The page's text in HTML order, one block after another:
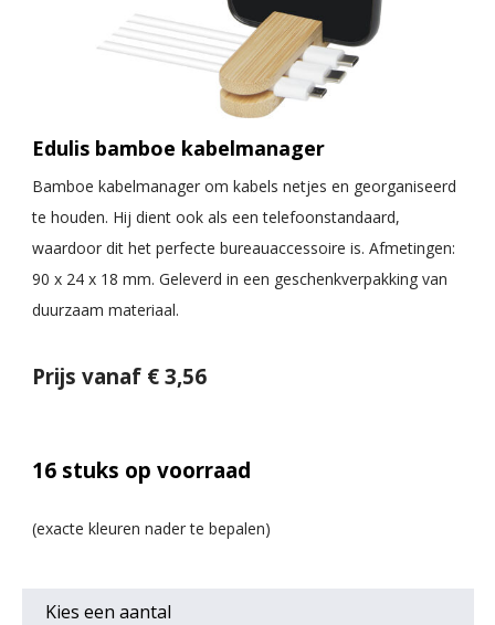
Edulis bamboe kabelmanager
Bamboe kabelmanager om kabels netjes en georganiseerd
te houden. Hij dient ook als een telefoonstandaard,
waardoor dit het perfecte bureauaccessoire is. Afmetingen:
90 x 24 x 18 mm. Geleverd in een geschenkverpakking van
duurzaam materiaal.
Prijs vanaf € 3,56
16 stuks op voorraad
Kies een aantal